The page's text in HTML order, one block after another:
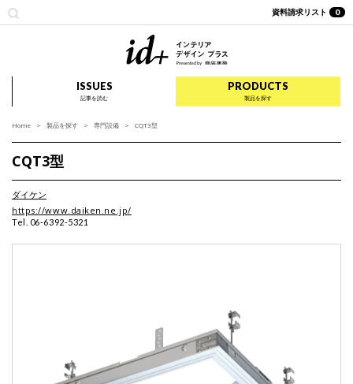
資料請求リスト 0
ISSUES
記事を読む
PRODUCTS
製品を探す
Home 製品を探す 専門設備 CQT3型
CQT3型
ダイケン
https://www.daiken.ne.jp/
Tel. 06-6392-5321